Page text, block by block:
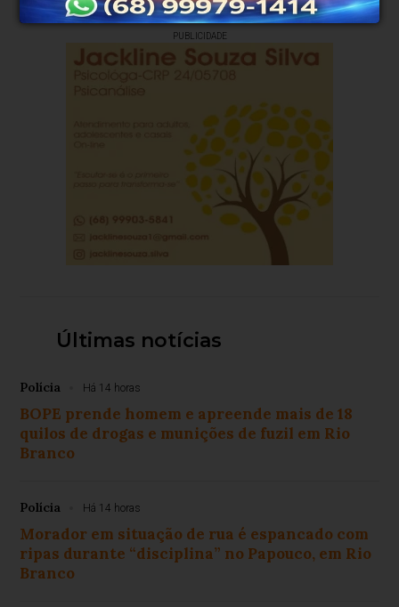
PUBLICIDADE
Últimas notícias
Polícia Há 14 horas
BOPE prende homem e apreende mais de 18
quilos de drogas e munições de fuzil em Rio
Branco
Polícia Há 14 horas
Morador em situação de rua é espancado com
ripas durante “disciplina” no Papouco, em Rio
Branco